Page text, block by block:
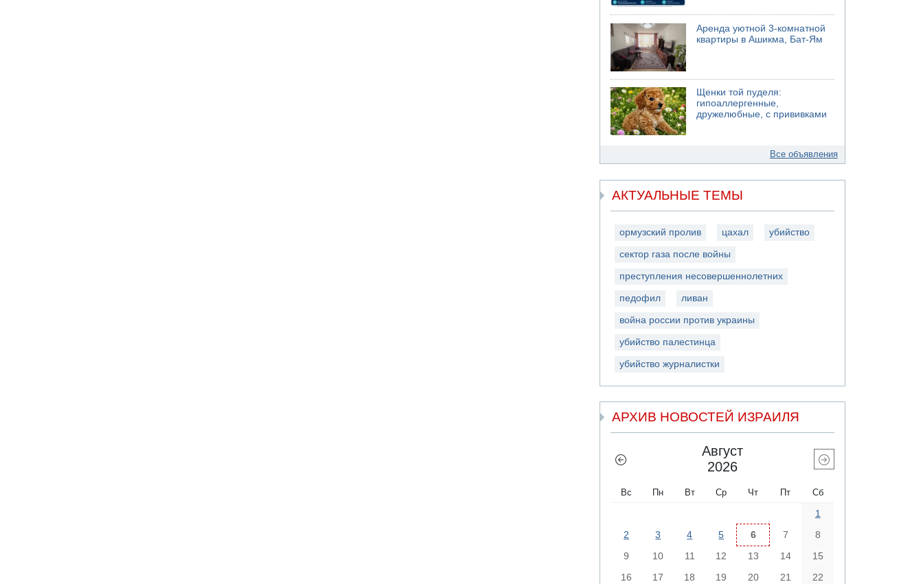
Аренда уютной 3-комнатной
квартиры в Ашикма, Бат-Ям
Щенки той пуделя:
гипоаллергенные,
дружелюбные, с прививками
Все объявления
АКТУАЛЬНЫЕ ТЕМЫ
ормузский пролив цахал убийство
сектор газа после войны
преступления несовершеннолетних
педофил ливан
война россии против украины
убийство палестинца
убийство журналистки
АРХИВ НОВОСТЕЙ ИЗРАИЛЯ
Август
2026
Вс Пн Вт Ср Чт Пт Сб
1
2
3 4 5 6 7
8
9
10 11 12 13 14
15
16
17 18 19 20 21 22